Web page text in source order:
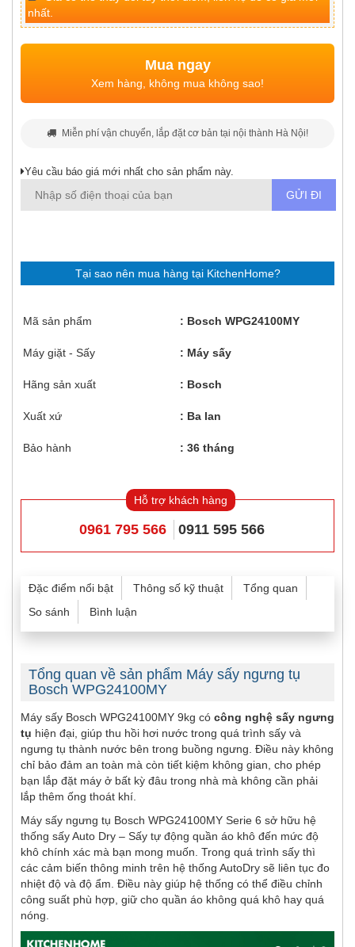
nhất.
Mua ngay
Xem hàng, không mua không sao!
Miễn phí vận chuyển, lắp đặt cơ bản tại nội thành Hà Nội!
Yêu cầu báo giá mới nhất cho sản phẩm này.
Tại sao nên mua hàng tại KitchenHome?
Mã sản phẩm Bosch WPG24100MY
Máy giặt - Sấy Máy sấy
Hãng sản xuất Bosch
Xuất xứ Ba lan
Bảo hành 36 tháng
Hỗ trợ khách hàng
0961 795 566 0911 595 566
Đặc điểm nổi bật Thông số kỹ thuật
Tổng quan
So sánh
Bình luận
Tổng quan về sản phẩm Máy sấy ngưng tụ
Bosch WPG24100MY
Máy sấy Bosch WPG24100MY 9kg có công nghệ sấy ngưng
tụ hiện đại, giúp thu hồi hơi nước trong quá trình sấy và
ngưng tụ thành nước bên trong buồng ngưng. Điều này không
chỉ bảo đảm an toàn mà còn tiết kiệm không gian, cho phép
bạn lắp đặt máy ở bất kỳ đâu trong nhà mà không cần phải
lắp thêm ống thoát khí.
Máy sấy ngưng tụ Bosch WPG24100MY Serie 6 sở hữu hệ
thống sấy Auto Dry – Sấy tự động quần áo khô đến mức độ
khô chính xác mà bạn mong muốn. Trong quá trình sấy thì
các cảm biến thông minh trên hệ thống AutoDry sẽ liên tục đo
nhiệt độ và độ ẩm. Điều này giúp hệ thống có thể điều chỉnh
công suất phù hợp, giữ cho quần áo không quá khô hay quá
nóng.